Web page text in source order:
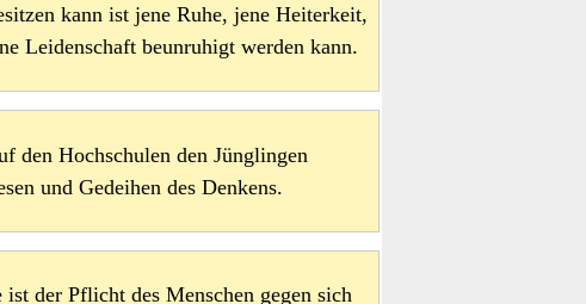
kann ist jene Ruhe, jene Heiterkeit,
Leidenschaft beunruhigt werden kann.
den Hochschulen den Jünglingen
und Gedeihen des Denkens.
der Pflicht des Menschen gegen sich